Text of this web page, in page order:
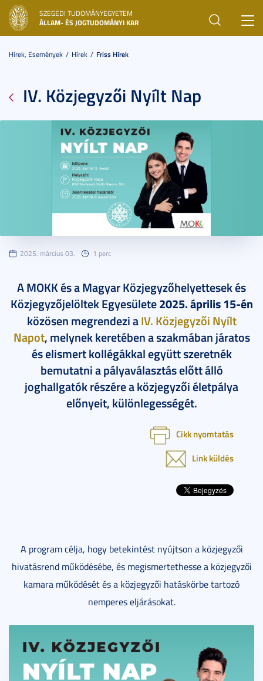
SZEGEDI TUDOMÁNYEGYETEM
ÁLLAM- ÉS JOGTUDOMÁNYI KAR
Hírek, Események Hírek Friss Hírek
IV. Közjegyzői Nyílt Nap
2025. március 03. 1 perc
A MOKK és a Magyar Közjegyzőhelyettesek és
Közjegyzőjelöltek Egyesülete2025. április 15-én
közösen megrendezi aIV. Közjegyzői Nyílt
Napot, melynek keretében a szakmában járatos
és elismert kollégákkal együtt szeretnék
bemutatni a pályaválasztás előtt álló
joghallgatók részére a közjegyzői életpálya
előnyeit, különlegességét.
Cikk nyomtatás
Link küldés
A program célja, hogy betekintést nyújtson a közjegyzői
hivatásrend működésébe, és megismertethesse a közjegyzői
kamara működését és a közjegyzői hatáskörbe tartozó
nemperes eljárásokat.